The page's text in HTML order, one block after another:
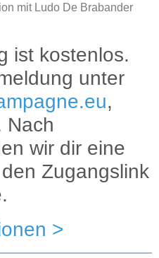
mit Ludo De Brabander
ist kostenlos.
unter
,
Nach
wir dir eine
Zugangslink
>